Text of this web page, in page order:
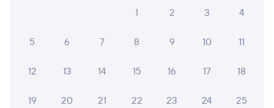
Мы используем cookies для более удобной работы
1
2 3 4
5 6 7 8 9 10 11
12 13 14 15 16 17 18
19 20 21 22 23 24 25